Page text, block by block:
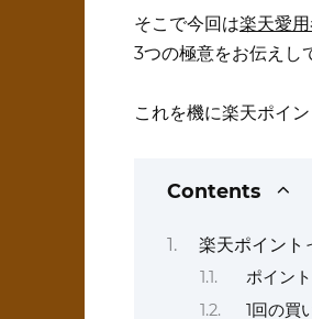
そこで今回は楽天愛用
3つの極意をお伝えし
これを機に楽天ポイ
Contents
楽天ポイント
ポイン
1回の買